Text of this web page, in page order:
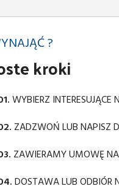
?
kroki
WYBIERZ INTERESUJĄCE
ZADZWOŃ LUB NAPISZ
ZAWIERAMY UMOWĘ
DOSTAWA LUB ODBIÓR